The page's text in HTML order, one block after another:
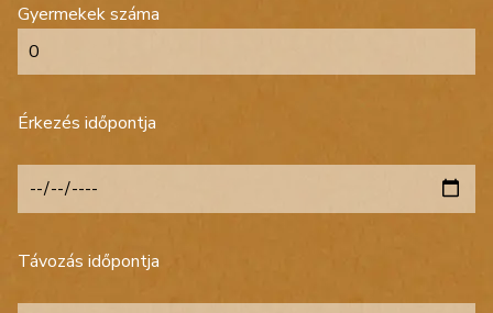
Gyermekek száma
Érkezés időpontja
Távozás időpontja